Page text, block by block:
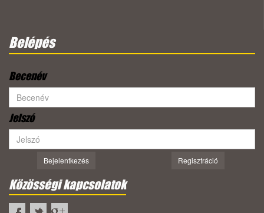
Belépés
Becenév
Jelszó
Bejelentkezés Regisztráció
Közösségi kapcsolatok